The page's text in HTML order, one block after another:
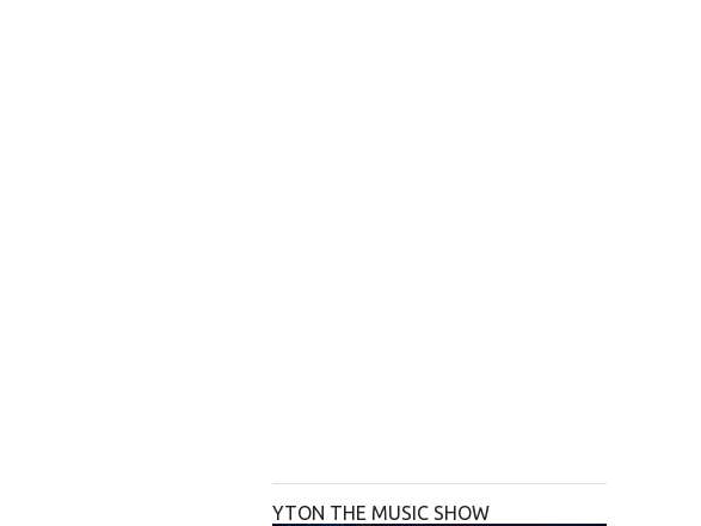
YTON THE MUSIC SHOW